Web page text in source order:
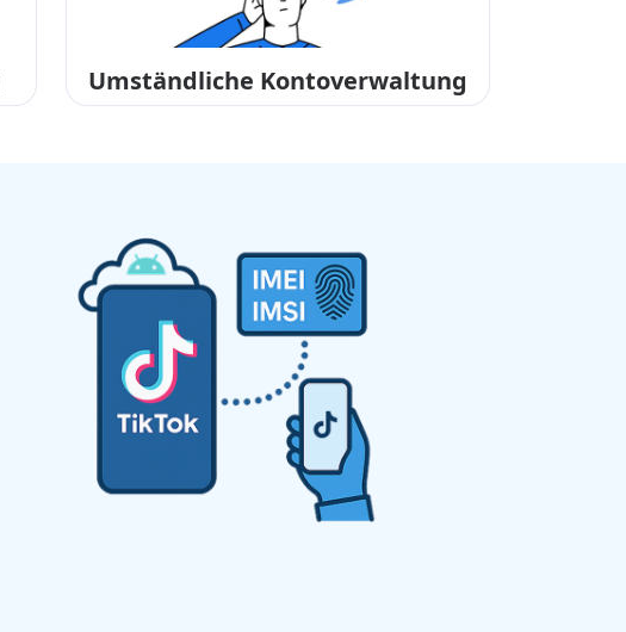
Umständliche Kontoverwaltung